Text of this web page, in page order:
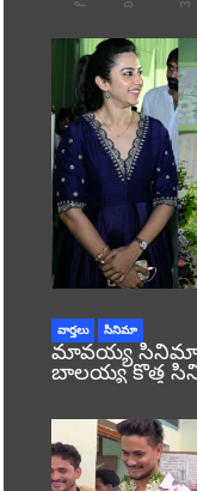
వార్తలు సినిమా
మావయ్య సినిమాకి
బాలయ్య కొత్త